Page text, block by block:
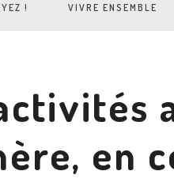
! VIVRE ENSEMBLE
en